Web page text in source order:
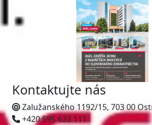
Kontaktujte nás
Zalužanského 1192/15, 703 00
+420 595 633 111